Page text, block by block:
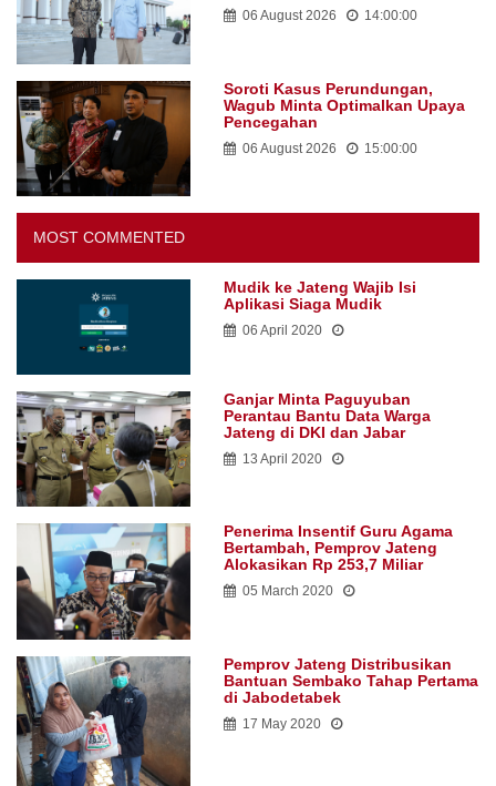
06 August 2026 14:00:00
Soroti Kasus Perundungan,
Wagub Minta Optimalkan Upaya
Pencegahan
06 August 2026 15:00:00
MOST COMMENTED
Mudik ke Jateng Wajib Isi
Aplikasi Siaga Mudik
06 April 2020
Ganjar Minta Paguyuban
Perantau Bantu Data Warga
Jateng di DKI dan Jabar
13 April 2020
Penerima Insentif Guru Agama
Bertambah, Pemprov Jateng
Alokasikan Rp 253,7 Miliar
05 March 2020
Pemprov Jateng Distribusikan
Bantuan Sembako Tahap Pertama
di Jabodetabek
17 May 2020